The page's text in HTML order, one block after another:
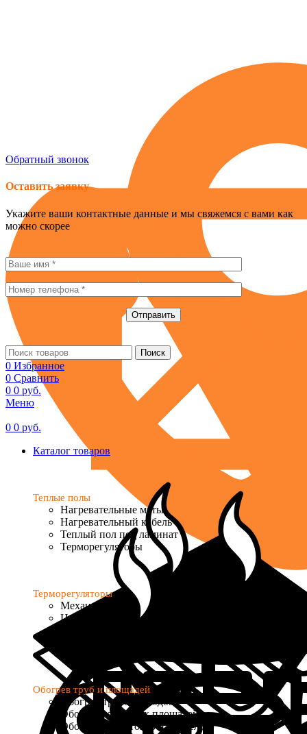
Обратный звонок
Оставить заявку
Укажите ваши контактные данные и мы свяжемся с вами как
можно скорее
Поиск
0 Избранное
0 Сравнить
0 0 руб.
Меню
0 0 руб.
Каталог товаров
Теплые полы
Нагревательные маты
Нагревательный кабель
Теплый пол под ламинат
Терморегуляторы
Терморегуляторы
Механические
Цифровые
Обогрев труб и площадей
Обогрев трубопроводов
Обогрев открытых площадей
Обогрев водостоков и кровель